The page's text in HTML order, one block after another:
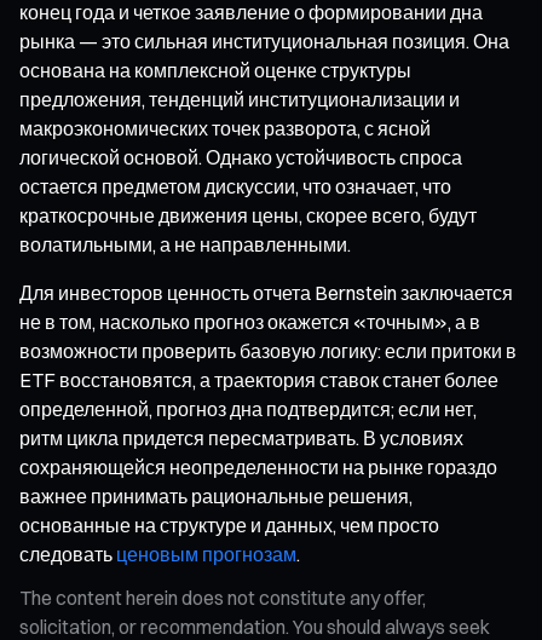
конец года и четкое заявление о формировании дна
рынка — это сильная институциональная позиция. Она
основана на комплексной оценке структуры
предложения, тенденций институционализации и
макроэкономических точек разворота, с ясной
логической основой. Однако устойчивость спроса
остается предметом дискуссии, что означает, что
краткосрочные движения цены, скорее всего, будут
волатильными, а не направленными.
Для инвесторов ценность отчета Bernstein заключается
не в том, насколько прогноз окажется «точным», а в
возможности проверить базовую логику: если притоки в
ETF восстановятся, а траектория ставок станет более
определенной, прогноз дна подтвердится; если нет,
ритм цикла придется пересматривать. В условиях
сохраняющейся неопределенности на рынке гораздо
важнее принимать рациональные решения,
основанные на структуре и данных, чем просто
следовать ценовым прогнозам.
The content herein does not constitute any offer,
solicitation, or recommendation. You should always seek